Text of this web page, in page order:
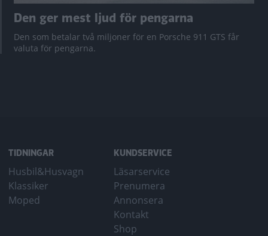
Den ger mest ljud för pengarna
Den som betalar två miljoner för en Porsche 911 GTS får
valuta för pengarna.
TIDNINGAR
Husbil&Husvagn
Klassiker
Moped
KUNDSERVICE
Läsarservice
Prenumera
Annonsera
Kontakt
Shop